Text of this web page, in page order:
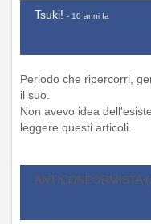
Tsuki! - 10 anni fa
Periodo che ripercorri,
il suo.
Non avevo idea
leggere questi articoli.
ANTICONFORMISTA